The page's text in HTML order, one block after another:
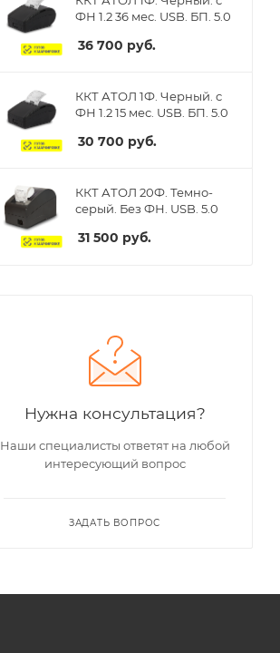
ФН 1.2 36 мес. USB. БП. 5.0
36 700 руб.
ККТ АТОЛ 1Ф. Черный. с
ФН 1.2 15 мес. USB. БП. 5.0
30 700 руб.
ККТ АТОЛ 20Ф. Темно-
серый. Без ФН. USB. 5.0
31 500 руб.
Нужна консультация?
Наши специалисты ответят на любой
интересующий вопрос
ЗАДАТЬ ВОПРОС